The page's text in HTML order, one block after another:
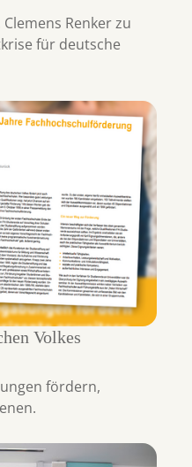
Renker zu
für deutsche
Volkes
fördern,